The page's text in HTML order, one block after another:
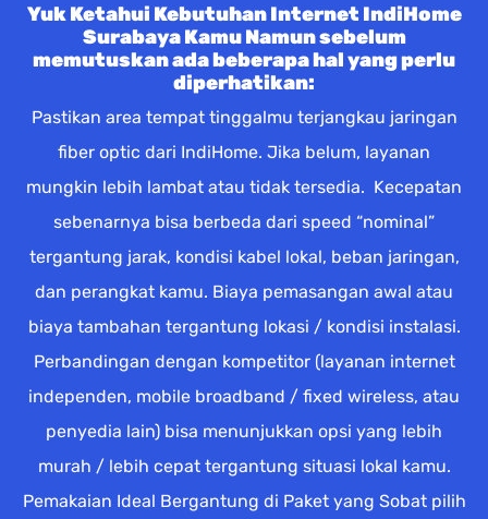
Yuk Ketahui Kebutuhan Internet IndiHome
Surabaya Kamu Namun sebelum
memutuskan ada beberapa hal yang perlu
diperhatikan:
Pastikan area tempat tinggalmu terjangkau jaringan
fiber optic dari IndiHome. Jika belum, layanan
mungkin lebih lambat atau tidak tersedia. Kecepatan
sebenarnya bisa berbeda dari speed “nominal”
tergantung jarak, kondisi kabel lokal, beban jaringan,
dan perangkat kamu. Biaya pemasangan awal atau
biaya tambahan tergantung lokasi / kondisi instalasi.
Perbandingan dengan kompetitor (layanan internet
independen, mobile broadband / fixed wireless, atau
penyedia lain) bisa menunjukkan opsi yang lebih
murah / lebih cepat tergantung situasi lokal kamu.
Pemakaian Ideal Bergantung di Paket yang Sobat pilih